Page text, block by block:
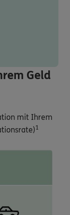
Geld
mit Ihrem
1